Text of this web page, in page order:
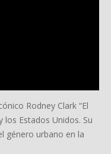
Rodney Clark “El
Estados Unidos. Su
género urbano en la